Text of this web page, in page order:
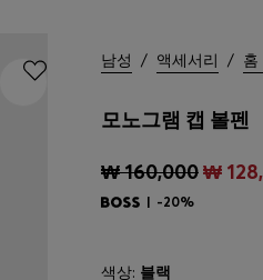
남성 / 액세서리 / 홈
모노그램 캡 볼펜
₩ 160,000₩
-20%
색상: 블랙